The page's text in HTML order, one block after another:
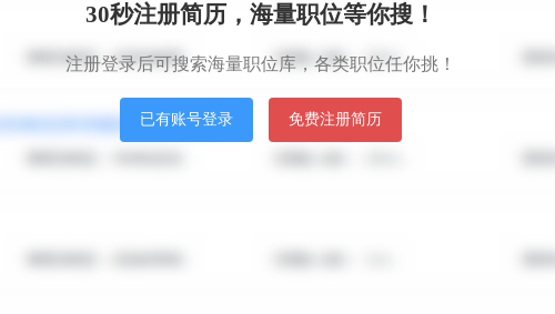
30秒注册简历，海量职位等你搜！
注册登录后可搜索海量职位库，各类职位任你挑！
已有账号登录 免费注册简历